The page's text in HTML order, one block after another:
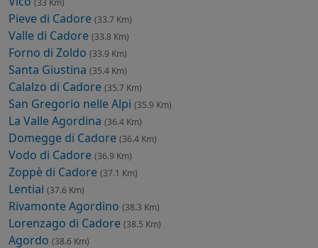
(33 Km)
Pieve di Cadore (33.7 Km)
Valle di Cadore (33.8 Km)
Forno di Zoldo (33.9 Km)
Santa Giustina (35.4 Km)
Calalzo di Cadore (35.7 Km)
San Gregorio nelle Alpi (35.9 Km)
La Valle Agordina (36.4 Km)
Domegge di Cadore (36.4 Km)
Vodo di Cadore (36.9 Km)
Zoppè di Cadore (37.1 Km)
Lentiai (37.6 Km)
Rivamonte Agordino (38.3 Km)
Lorenzago di Cadore (38.5 Km)
Agordo (38.6 Km)